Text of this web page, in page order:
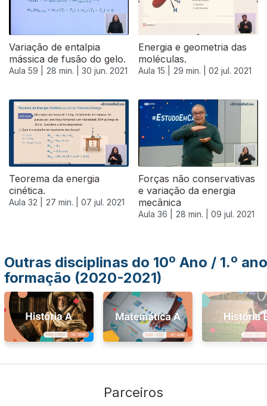
Variação de entalpia
mássica de fusão do gelo.
Aula 59 | 28 min. | 30 jun. 2021
Energia e geometria das
moléculas.
Aula 15 | 29 min. | 02 jul. 2021
Teorema da energia
cinética.
Aula 32 | 27 min. | 07 jul. 2021
Forças não conservativas
e variação da energia
mecânica
Aula 36 | 28 min. | 09 jul. 2021
556380
Outras disciplinas do 10º Ano / 1.º ano
formação (2020-2021)
Parceiros